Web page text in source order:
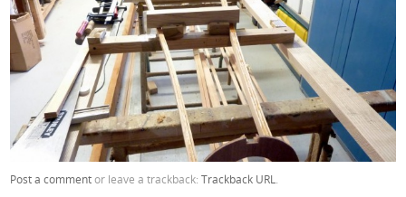
Post a commentor leave a trackback:Trackback URL